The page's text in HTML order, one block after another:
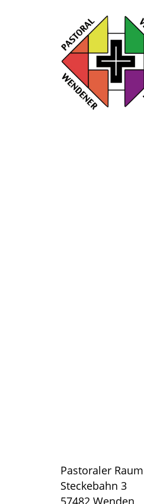
Pastoraler
Steckebahn 3